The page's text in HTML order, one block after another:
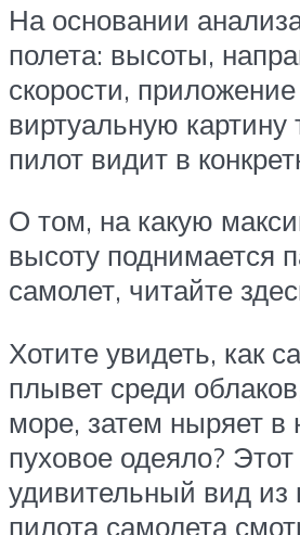
На основании
полета: высоты,
скорости,
виртуальную картину
пилот видит в
О том, на какую
высоту поднимается
самолет, читайте
Хотите увидеть, как
плывет среди
море, затем ныряет в
пуховое одеяло? Этот
удивительный вид из
пилота самолета